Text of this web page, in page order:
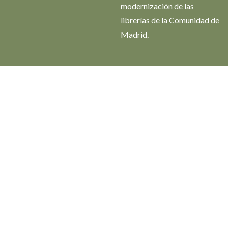
modernización de las
librerías de la Comunidad de
Madrid.